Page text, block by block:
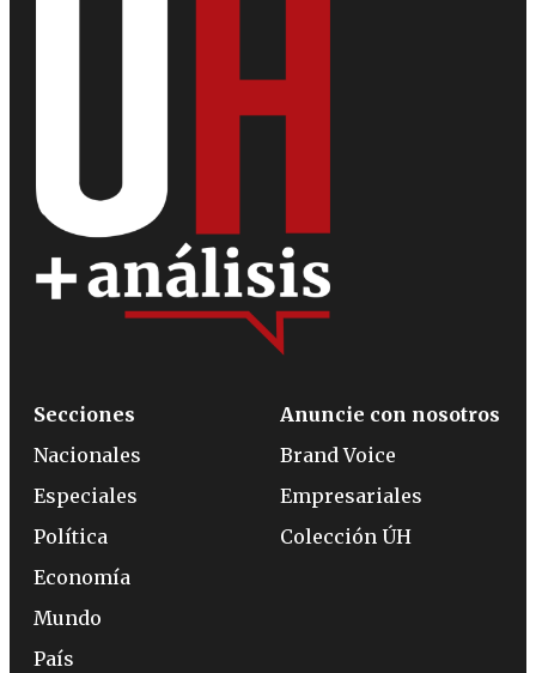
Secciones
Nacionales
Especiales
Política
Economía
Mundo
País
Anuncie con nosotros
Brand Voice
Empresariales
Colección ÚH